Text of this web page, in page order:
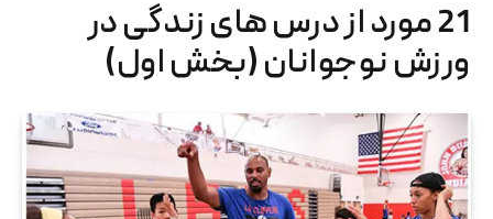
21 مورد از درس های زندگی در
ورزش نوجوانان (بخش اول)